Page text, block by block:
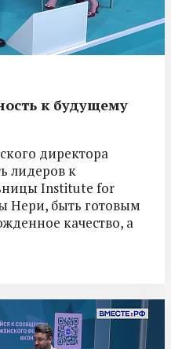
к будущему
директора
лидеров к
Institute for
Нери, быть готовым
качество, а